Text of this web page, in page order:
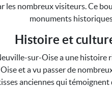
les nombreux visiteurs. Ce
monuments
Histoire et
sur-Oise a une histoire
et a vu passer de
anciennes qui